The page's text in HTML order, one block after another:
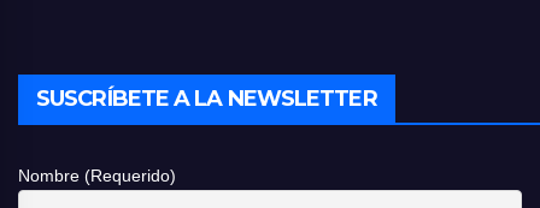
SUSCRÍBETE A LA NEWSLETTER
Nombre (Requerido)